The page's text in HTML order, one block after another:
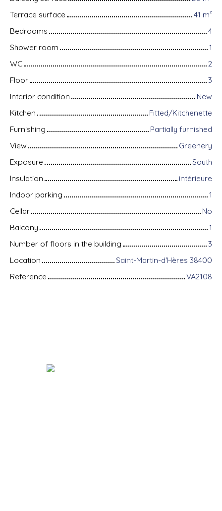
Terrace surface
41 m²
Bedrooms
4
Shower room
1
WC
2
Floor
3
Interior condition
New
Kitchen
Fitted/Kitchenette
Furnishing
Partially furnished
View
Greenery
Exposure
South
Insulation
intérieure
Indoor parking
1
Cellar
No
Balcony
1
Number of floors in the building
3
Location
Saint-Martin-d'Hères 38400
Reference
VA2108